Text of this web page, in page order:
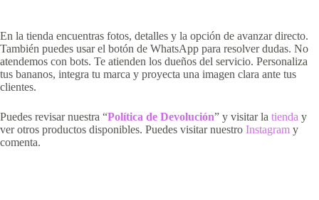
En la tienda encuentras fotos, detalles y la opción de avanzar directo.
También puedes usar el botón de WhatsApp para resolver dudas. No
atendemos con bots. Te atienden los dueños del servicio. Personaliza
tus bananos, integra tu marca y proyecta una imagen clara ante tus
clientes.
Puedes revisar nuestra “Política de Devolución” y visitar la tienda y
ver otros productos disponibles. Puedes visitar nuestro Instagram y
comenta.